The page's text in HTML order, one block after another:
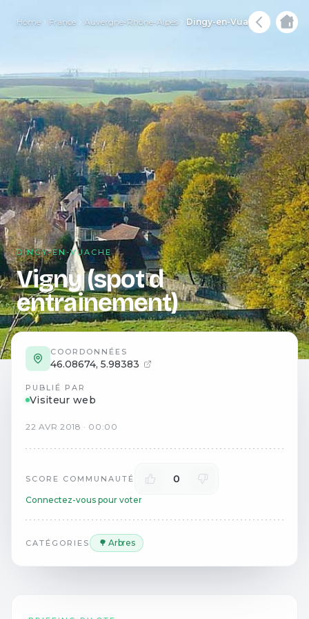
Home France Auvergne-Rhône-Alpes Dingy-en-Vuache
DINGY-EN-VUACHE
Vigny (spot d
entrainement)
COORDONNÉES
46.08674, 5.98383
PUBLIÉ PAR
Visiteur web
22 AVR 2018 · 00:00
SCORE COMMUNAUTÉ 0
Connectez-vous pour voter
CATÉGORIES 🌳 Arbres